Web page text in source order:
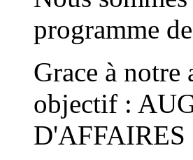
programme
Grace à
objectif :
D'AFFAIRES